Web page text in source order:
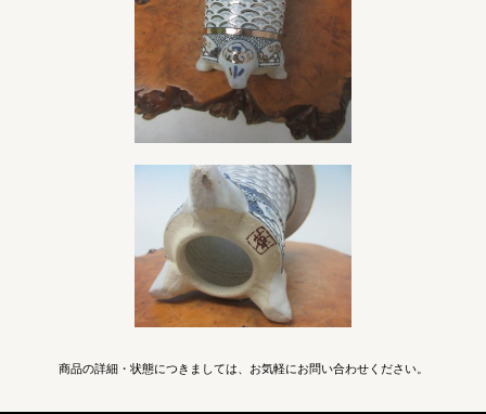
商品の詳細・状態につきましては、お気軽にお問い合わせください。